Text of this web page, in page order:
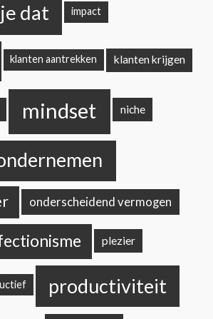
dat impact
klanten aantrekken klanten krijgen
mindset niche
onderscheidend vermogen
plezier
productiviteit